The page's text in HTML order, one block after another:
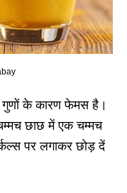
गुणों के कारण फेमस है।
छाछ में एक चम्मच
पर लगाकर छोड़ दें